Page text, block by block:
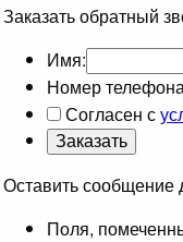
Заказать обратный
Имя:
Номер
Согласен с
Оставить сообщение
Поля,